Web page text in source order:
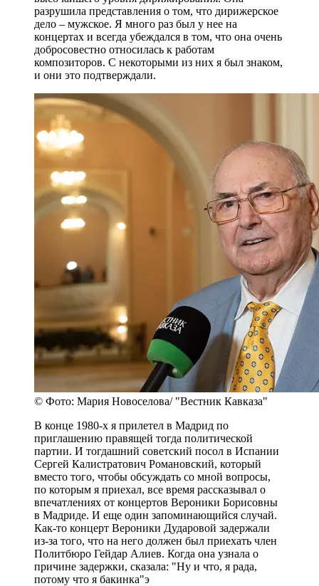
разрушила представления о том, что дирижерское
дело – мужское. Я много раз был у нее на
концертах и всегда убеждался в том, что она очень
добросовестно относилась к работам
композиторов. С некоторыми из них я был знаком,
и они это подтверждали.
© Фото: Мария Новоселова/ "Вестник Кавказа"
В конце 1980-х я прилетел в Мадрид по
приглашению правящей тогда политической
партии. И тогдашний советский посол в Испании
Сергей Калистратович Романовский, который
вместо того, чтобы обсуждать со мной вопросы,
по которым я приехал, все время рассказывал о
впечатлениях от концертов Вероники Борисовны
в Мадриде. И еще один запоминающийся случай.
Как-то концерт Вероники Дударовой задержали
из-за того, что на него должен был приехать член
Политбюро Гейдар Алиев. Когда она узнала о
причине задержки, сказала: "Ну и что, я рада,
потому что я бакинка"э